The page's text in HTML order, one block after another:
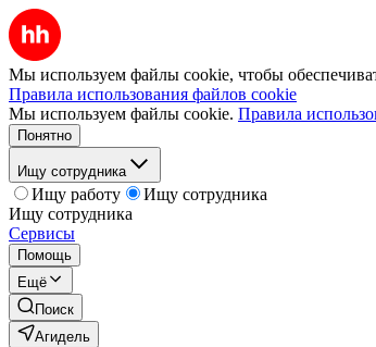
Мы используем файлы cookie, чтобы
Правила использования файлов cookie
Мы используем файлы cookie. Правила
Понятно
Ищу сотрудника
Ищу работу
Ищу сотрудника
Ищу сотрудника
Сервисы
Помощь
Ещё
Поиск
Агидель